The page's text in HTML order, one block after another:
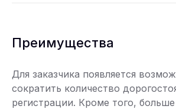
Преимущества
Для заказчика появляется
сократить количество
регистрации. Кроме того, больше